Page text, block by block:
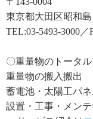
東京都大田区昭和
TEL:03-5493-3000／
〇重量物のトータ
重量物の搬入搬出
蓄電池・太陽工パ
設置・工事・メン